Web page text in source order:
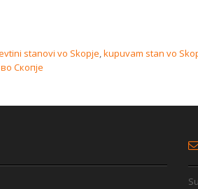
stanovi vo Skopje,kupuvam stan vo
Скопје